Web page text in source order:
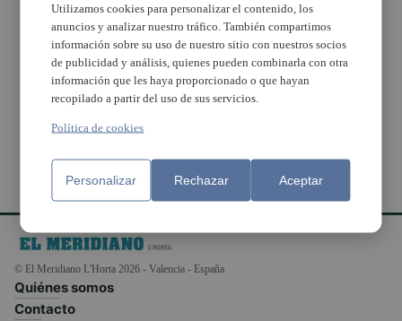
Burjassot dona la
benvinguda al curs
escolar amb una
vesprada de jocs
d’aigua a La Granja
Ya hay fecha de inicio
del curso escolar
2022/23
© El Meridiano L'Horta 2026 - Valencia - España
Quiénes somos
Contacto
Utilizamos cookies para personalizar el contenido, los
anuncios y analizar nuestro tráfico. También compartimos
información sobre su uso de nuestro sitio con nuestros socios
de publicidad y análisis, quienes pueden combinarla con otra
información que les haya proporcionado o que hayan
recopilado a partir del uso de sus servicios.
Política de cookies
Personalizar Rechazar Aceptar